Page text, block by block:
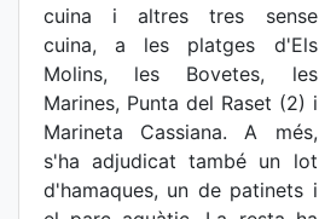
cuina i altres tres sense
cuina, a les platges d'Els
Molins, les Bovetes, les
Marines, Punta del Raset (2) i
Marineta Cassiana. A més,
s'ha adjudicat també un lot
d'hamaques, un de patinets i